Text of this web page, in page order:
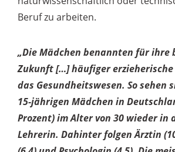
Beruf zu arbeiten.
„Die Mädchen benannten für ihre
Zukunft […] häufiger erzieherische
das Gesundheitswesen. So sehen
15-jährigen Mädchen in
Prozent) im Alter von 30 wieder in
Lehrerin. Dahinter folgen Ärztin